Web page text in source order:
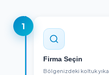
5.0
(2
Biler Temizlik Hizmetleri
Fatih, İstanbul